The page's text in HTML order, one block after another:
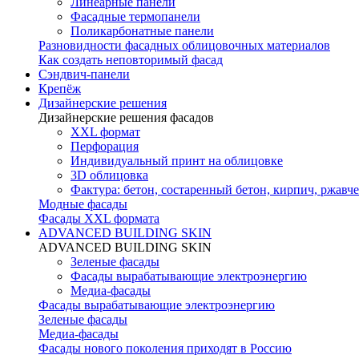
Фасадные термопанели
Поликарбонатные панели
Разновидности фасадных облицовочных материалов
Как создать неповторимый фасад
Сэндвич-панели
Крепёж
Дизайнерские решения
Дизайнерские решения фасадов
XXL формат
Перфорация
Индивидуальный принт на облицовке
3D облицовка
Фактура: бетон, состаренный бетон, кирпич,
Модные фасады
Фасады XXL формата
ADVANCED BUILDING SKIN
ADVANCED BUILDING SKIN
Зеленые фасады
Фасады вырабатывающие электроэнергию
Медиа-фасады
Фасады вырабатывающие электроэнергию
Зеленые фасады
Медиа-фасады
Фасады нового поколения приходят в Россию